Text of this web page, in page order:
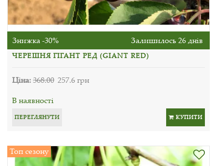
Знижка -30% Залишилось 26 днів
ЧЕРЕШНЯ ГІГАНТ РЕД (GIANT RED)
Ціна:368.00 257.6 грн
В наявності
ПЕРЕГЛЯНУТИ КУПИТИ
Топ сезону